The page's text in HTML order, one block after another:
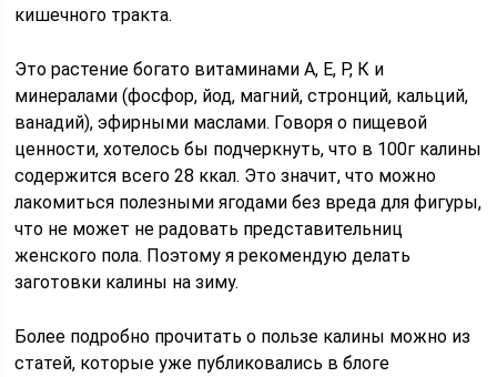
кишечного тракта.
Это растение богато витаминами А, Е, Р, К и
минералами (фосфор, йод, магний, стронций, кальций,
ванадий), эфирными маслами. Говоря о пищевой
ценности, хотелось бы подчеркнуть, что в 100г калины
содержится всего 28 ккал. Это значит, что можно
лакомиться полезными ягодами без вреда для фигуры,
что не может не радовать представительниц
женского пола. Поэтому я рекомендую делать
заготовки калины на зиму.
Более подробно прочитать о пользе калины можно из
статей, которые уже публиковались в блоге